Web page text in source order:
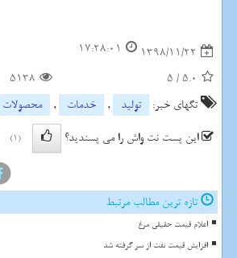
1398/11/22
17:28:01
5.0
/
5
5138
تگهای خبر:
تولید , خدمات ,
محصولات
این پست نت واش را می پسندید؟
(1)
تازه ترین مطالب مرتبط
اعلام قیمت حقیقی مرغ
افزایش قیمت نفت از سر گرفته شد